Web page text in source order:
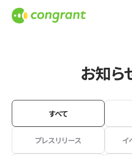
お知ら
すべて
プレスリリース イ